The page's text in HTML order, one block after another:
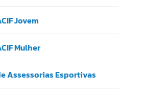
Jovem
Mulher
Assessorias Esportivas